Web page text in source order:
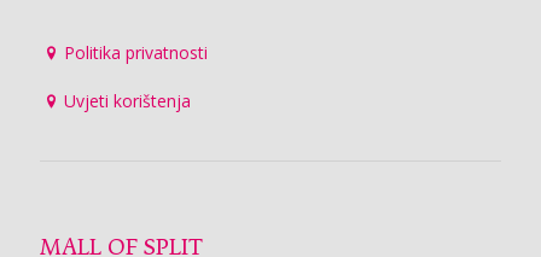
Politika privatnosti
Uvjeti korištenja
MALL OF SPLIT